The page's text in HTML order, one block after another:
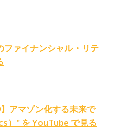
ァイナンシャル・リテ
アマゾン化する未来で
）" を YouTube で見る